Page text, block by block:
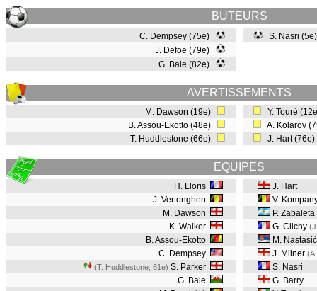
BUTEURS
C. Dempsey (75e)
J. Defoe (79e)
G. Bale (82e)
S. Nasri
AVERTISSEMENTS
M. Dawson (19e)
B. Assou-Ekotto (48e)
T. Huddlestone (66e)
Y. Touré
A. Kolarov
J. Hart
EQUIPES
H. Lloris
J. Vertonghen
M. Dawson
K. Walker
B. Assou-Ekotto
C. Dempsey
(T. Huddlestone, 61e) S. Parker
G. Bale
J. Hart
V.
P. Zabaleta
G. Clichy
M. Nastasić
J. Milner
S. Nasri
G. Barry